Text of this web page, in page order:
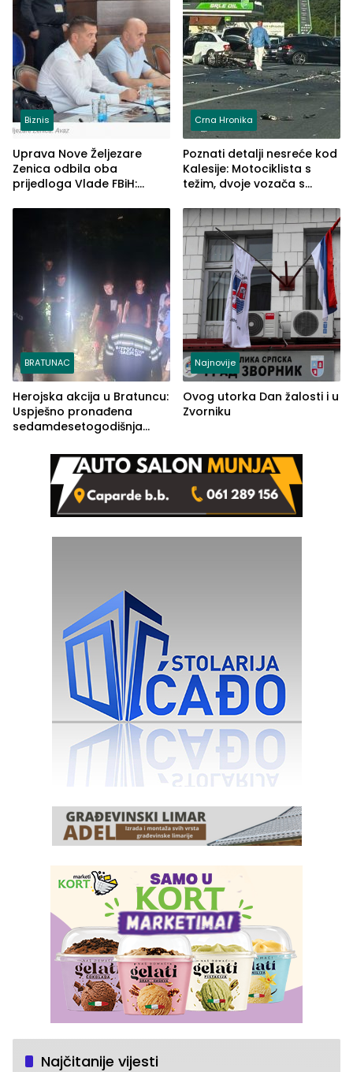
Biznis
Uprava Nove Željezare
Zenica odbila oba
prijedloga Vlade FBiH:
rješenje
Crna Hronika
Poznati detalji nesreće kod
Kalesije: Motociklista s
težim, dvoje vozača s
BRATUNAC
Herojska akcija u Bratuncu:
Uspješno pronađena
sedamdesetogodišnja
Kravice.
Najnovije
Ovog utorka Dan žalosti i u
Zvorniku
Najčitanije vijesti